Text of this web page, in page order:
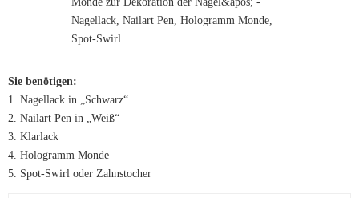
Sie benötigen:
1. Nagellack in „Schwarz“
2. Nailart Pen in „Weiß“
3. Klarlack
4. Hologramm Monde
5. Spot-Swirl oder Zahnstocher